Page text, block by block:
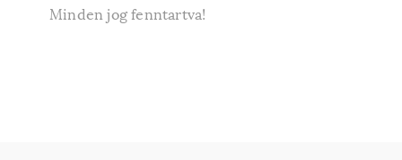
Minden jog fenntartva!